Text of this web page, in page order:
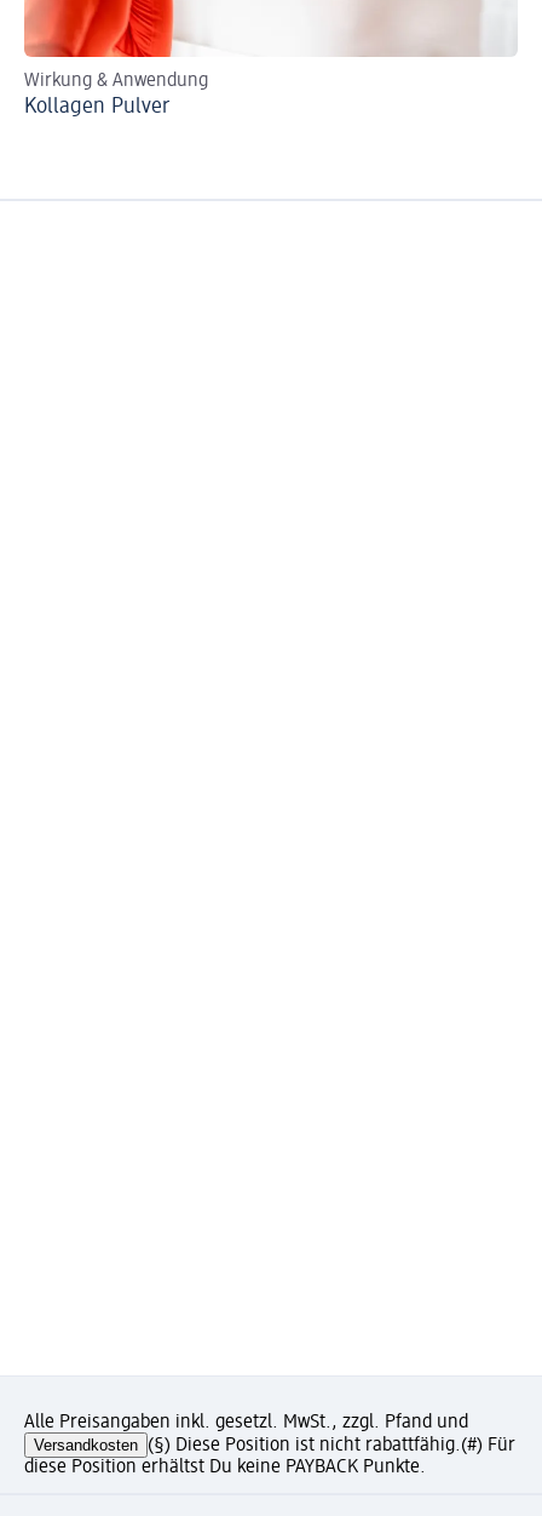
Wirkung & Anwendung
Kollagen Pulver
Alle Preisangaben inkl. gesetzl. MwSt., zzgl. Pfand und
Versandkosten (§) Diese Position ist nicht rabattfähig.(#) Für
diese Position erhältst Du keine PAYBACK Punkte.